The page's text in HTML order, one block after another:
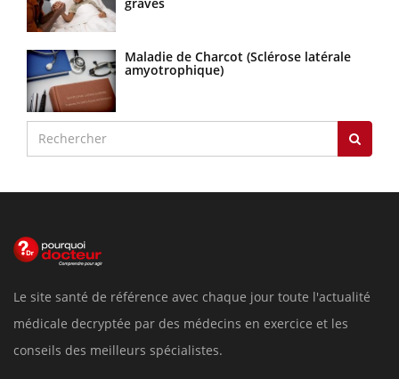
Maladie de Charcot (Sclérose latérale
amyotrophique)
Le site santé de référence avec chaque jour toute l'actualité
médicale decryptée par des médecins en exercice et les
conseils des meilleurs spécialistes.